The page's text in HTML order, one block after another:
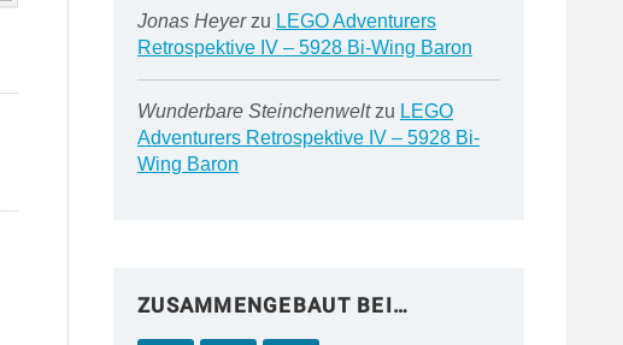
Jonas Heyerzu LEGO Adventurers
Retrospektive IV – 5928 Bi-Wing Baron
Wunderbare Steinchenweltzu LEGO
Adventurers Retrospektive IV – 5928 Bi-
Wing Baron
ZUSAMMENGEBAUT BEI…